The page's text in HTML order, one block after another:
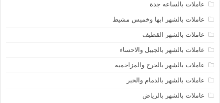
عاملات بالساعه جدة
عاملات بالشهر ابها وخميس مشيط
عاملات بالشهر القطيف
عاملات بالشهر بالجبيل والاحساء
عاملات بالشهر بالخرج والمزاحمية
عاملات بالشهر بالدمام والخبر
عاملات بالشهر بالرياض